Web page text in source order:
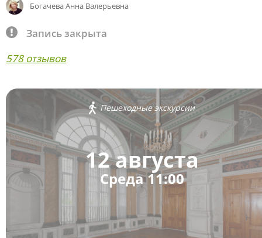
Богачева Анна Валерьевна
Запись закрыта
578 отзывов
Пешеходные экскурсии
12 августа
Среда 11:00